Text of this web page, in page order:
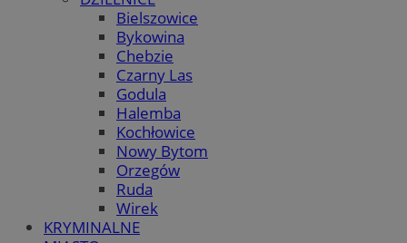
Bielszowice
Bykowina
Chebzie
Czarny Las
Godula
Halemba
Kochłowice
Nowy Bytom
Orzegów
Ruda
Wirek
KRYMINALNE